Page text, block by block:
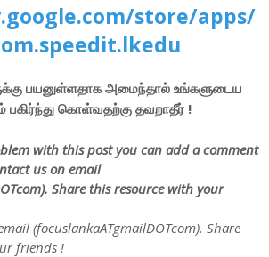
store/apps/
பயனுள்ளதாக அமைந்தால் உங்களுடைய
பகிர்ந்து கொள்வதற்கு தவறாதீர் !
with this post you can add a comment
us on email
Share this resource with your
(focuslankaATgmailDOTcom). Share
friends !